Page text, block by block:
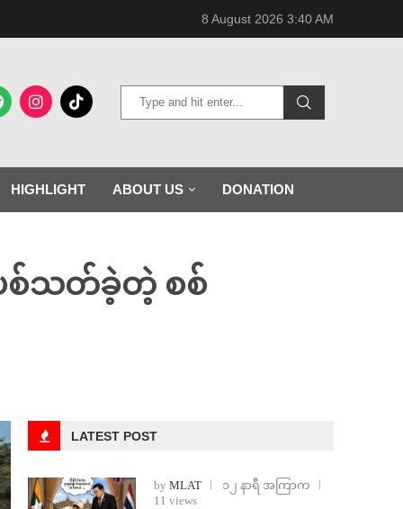
8 August 2026 3:40 AM
HIGHLIGHT ABOUT US DONATION
ပစ်သတ်ခဲ့တဲ့ စစ်
LATEST POST
by MLAT
၁၂ နာရီ အကြာက
11 views